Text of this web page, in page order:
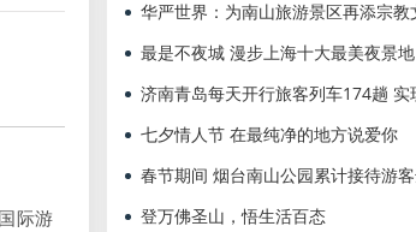
际游
最是不夜城 漫步上海十大最美夜景地
七夕情人节 在最纯净的地方说爱你
登万佛圣山，悟生活百态